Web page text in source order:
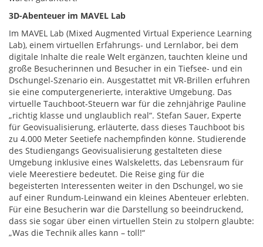
3D-Abenteuer im MAVEL Lab
Im MAVEL Lab (Mixed Augmented Virtual Experience Learning
Lab), einem virtuellen Erfahrungs- und Lernlabor, bei dem
digitale Inhalte die reale Welt ergänzen, tauchten kleine und
große Besucherinnen und Besucher in ein Tiefsee- und ein
Dschungel-Szenario ein. Ausgestattet mit VR-Brillen erfuhren
sie eine computergenerierte, interaktive Umgebung. Das
virtuelle Tauchboot-Steuern war für die zehnjährige Pauline
„richtig klasse und unglaublich real“. Stefan Sauer, Experte
für Geovisualisierung, erläuterte, dass dieses Tauchboot bis
zu 4.000 Meter Seetiefe nachempfinden könne. Studierende
des Studiengangs Geovisualisierung gestalteten diese
Umgebung inklusive eines Walskeletts, das Lebensraum für
viele Meerestiere bedeutet. Die Reise ging für die
begeisterten Interessenten weiter in den Dschungel, wo sie
auf einer Rundum-Leinwand ein kleines Abenteuer erlebten.
Für eine Besucherin war die Darstellung so beeindruckend,
dass sie sogar über einen virtuellen Stein zu stolpern glaubte:
„Was die Technik alles kann – toll!“